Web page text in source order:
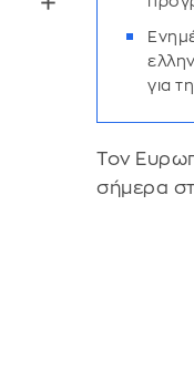
για
Τον
σήμερα